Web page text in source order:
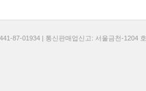
87-01934 | 통신판매업신고: 서울금천-1204 호